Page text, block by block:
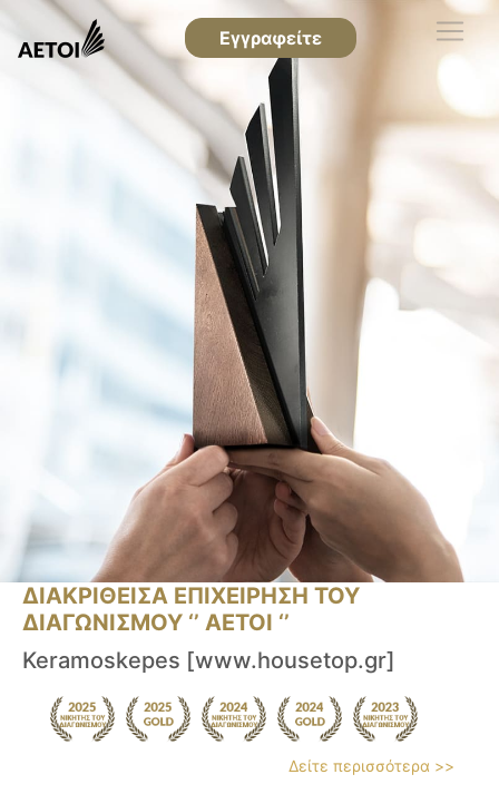
Εγγραφείτε
ΔΙΑΚΡΙΘΕΙΣΑ ΕΠΙΧΕΙΡΗΣΗ ΤΟΥ
ΔΙΑΓΩΝΙΣΜΟΥ ‘’ ΑΕΤΟΙ ‘’
Keramoskepes [www.housetop.gr]
Δείτε περισσότερα >>